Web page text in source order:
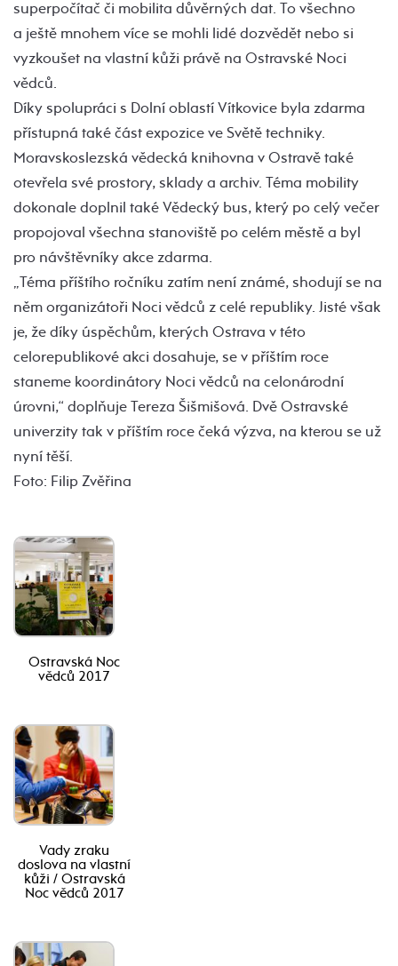
superpočítač či mobilita důvěrných dat. To všechno
a ještě mnohem více se mohli lidé dozvědět nebo si
vyzkoušet na vlastní kůži právě na Ostravské Noci
vědců.
Díky spolupráci s Dolní oblastí Vítkovice byla zdarma
přístupná také část expozice ve Světě techniky.
Moravskoslezská vědecká knihovna v Ostravě také
otevřela své prostory, sklady a archiv. Téma mobility
dokonale doplnil také Vědecký bus, který po celý večer
propojoval všechna stanoviště po celém městě a byl
pro návštěvníky akce zdarma.
„Téma příštího ročníku zatím není známé, shodují se na
něm organizátoři Noci vědců z celé republiky. Jisté však
je, že díky úspěchům, kterých Ostrava v této
celorepublikové akci dosahuje, se v příštím roce
staneme koordinátory Noci vědců na celonárodní
úrovni,“ doplňuje Tereza Šišmišová. Dvě Ostravské
univerzity tak v příštím roce čeká výzva, na kterou se už
nyní těší.
Foto: Filip Zvěřina
Ostravská Noc
vědců 2017
Vady zraku
doslova na vlastní
kůži / Ostravská
Noc vědců 2017